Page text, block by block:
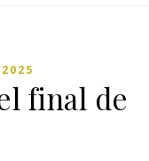
final de